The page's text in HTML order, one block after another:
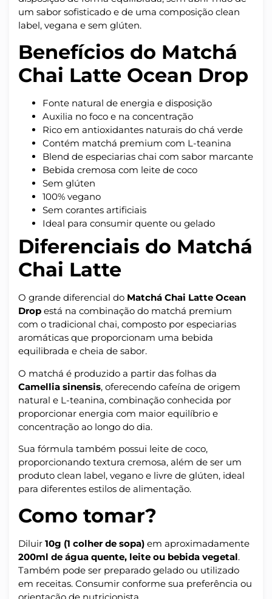
um sabor sofisticado e de uma composição clean
label, vegana e sem glúten.
Benefícios do Matchá
Chai Latte Ocean Drop
Fonte natural de energia e disposição
Auxilia no foco e na concentração
Rico em antioxidantes naturais do chá verde
Contém matchá premium com L-teanina
Blend de especiarias chai com sabor marcante
Bebida cremosa com leite de coco
Sem glúten
100% vegano
Sem corantes artificiais
Ideal para consumir quente ou gelado
Diferenciais do Matchá
Chai Latte
O grande diferencial do Matchá Chai Latte Ocean
Drop está na combinação do matchá premium
com o tradicional chai, composto por especiarias
aromáticas que proporcionam uma bebida
equilibrada e cheia de sabor.
O matchá é produzido a partir das folhas da
Camellia sinensis, oferecendo cafeína de origem
natural e L-teanina, combinação conhecida por
proporcionar energia com maior equilíbrio e
concentração ao longo do dia.
Sua fórmula também possui leite de coco,
proporcionando textura cremosa, além de ser um
produto clean label, vegano e livre de glúten, ideal
para diferentes estilos de alimentação.
Como tomar?
Diluir 10g (1 colher de sopa) em aproximadamente
200ml de água quente, leite ou bebida vegetal.
Também pode ser preparado gelado ou utilizado
em receitas. Consumir conforme sua preferência ou